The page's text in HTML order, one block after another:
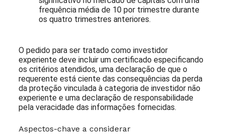
frequência média de 10 por trimestre durante
os quatro trimestres anteriores.
O pedido para ser tratado como investidor
experiente deve incluir um certificado especificando
os critérios atendidos, uma declaração de que o
requerente está ciente das consequências da perda
da proteção vinculada à categoria de investidor não
experiente e uma declaração de responsabilidade
pela veracidade das informações fornecidas.
Aspectos-chave a considerar